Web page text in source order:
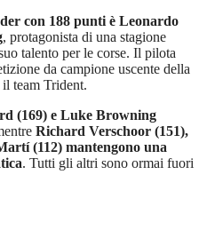
con 188 punti è Leonardo
, protagonista di una stagione
talento per le corse. Il pilota
da campione uscente della
team Trident.
(169) e Luke Browning
Richard Verschoor (151),
(112) mantengono una
. Tutti gli altri sono ormai fuori